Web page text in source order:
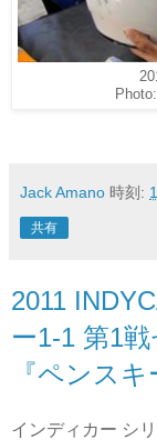
Jack Amano 時刻:
共有
2011
ー1-1 第1
『ペンス
インディカー シ